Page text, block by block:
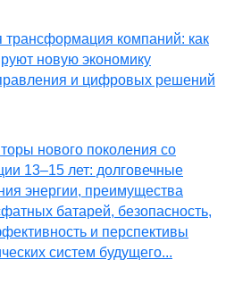
трансформация компаний: как
новую экономику
и цифровых решений
нового поколения со
13–15 лет: долговечные
энергии, преимущества
батарей, безопасность,
и перспективы
систем будущего...